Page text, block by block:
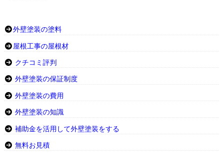
外壁塗装の塗料
屋根工事の屋根材
クチコミ評判
外壁塗装の保証制度
外壁塗装の費用
外壁塗装の知識
補助金を活用して外壁塗装をする
無料お見積